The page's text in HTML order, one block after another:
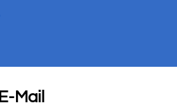
E-Mail